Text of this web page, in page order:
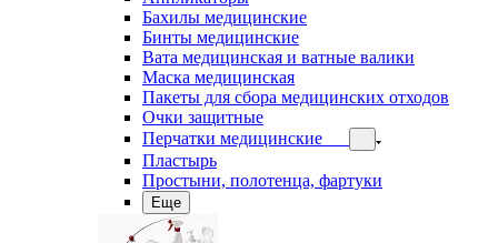
Бахилы медицинские
Бинты медицинские
Вата медицинская и ватные валики
Маска медицинская
Пакеты для сбора медицинских отходов
Очки защитные
Перчатки медицинские
Пластырь
Простыни, полотенца, фартуки
Еще